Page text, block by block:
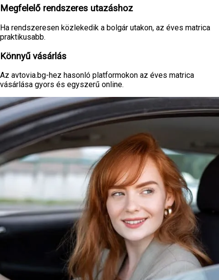
Megfelelő rendszeres utazáshoz
Ha rendszeresen közlekedik a bolgár utakon, az éves matrica
praktikusabb.
Könnyű vásárlás
Az avtovia.bg-hez hasonló platformokon az éves matrica
vásárlása gyors és egyszerű online.